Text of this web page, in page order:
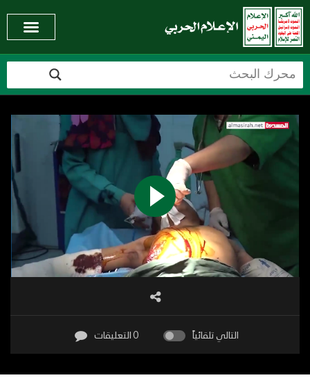
التالي تلقائياً 0 التعليقات